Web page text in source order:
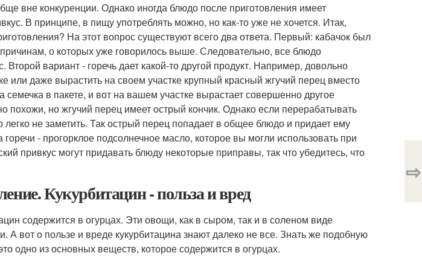
вне конкуренции. Однако иногда блюдо после приготовления имеет
В принципе, в пищу употреблять можно, но как-то уже не хочется. Итак,
На этот вопрос существуют всего два ответа. Первый: кабачок был
о которых уже говорилось выше. Следовательно, все блюдо
Второй вариант - горечь дает какой-то другой продукт. Например, довольно
или даже вырастить на своем участке крупный красный жгучий перец вместо
семечка в пакете, и вот на вашем участке вырастает совершенно другое
похожи, но жгучий перец имеет острый кончик. Однако если перерабатывать
не заметить. Так острый перец попадает в общее блюдо и придает ему
горечи - прогорклое подсолнечное масло, которое вы могли использовать при
привкус могут придавать блюду некоторые приправы, так что убедитесь, что
Кукурбитацин - польза и вред
содержится в огурцах. Эти овощи, как в сыром, так и в соленом виде
А вот о пользе и вреде кукурбитацина знают далеко не все. Знать же подобную
одно из основных веществ, которое содержится в огурцах.
⇨